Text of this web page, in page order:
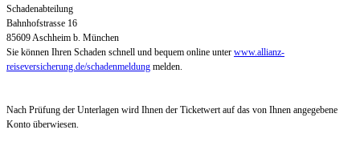
Schadenabteilung
Bahnhofstrasse 16
85609 Aschheim b. München
Sie können Ihren Schaden schnell und bequem online unter www.allianz-
reiseversicherung.de/schadenmeldung melden.
Nach Prüfung der Unterlagen wird Ihnen der Ticketwert auf das von Ihnen angegebene
Konto überwiesen.